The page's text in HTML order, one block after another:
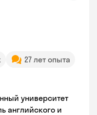
27 лет опыта
университет
английского и